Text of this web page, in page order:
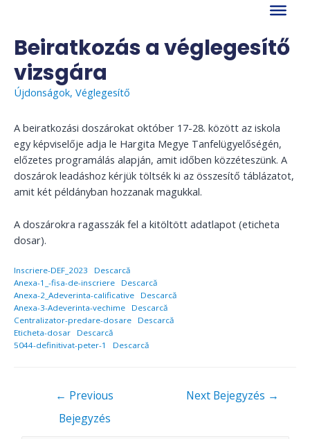
contentBeiratkozás a véglegesítő
vizsgára
Újdonságok, Véglegesítő
A beiratkozási doszárokat október 17-28. között az iskola
egy képviselője adja le Hargita Megye Tanfelügyelőségén,
előzetes programálás alapján, amit időben közzéteszünk. A
doszárok leadáshoz kérjük töltsék ki az összesítő táblázatot,
amit két példányban hozzanak magukkal.
A doszárokra ragasszák fel a kitöltött adatlapot (eticheta
dosar).
Inscriere-DEF_2023
Descarcă
Anexa-1_-fisa-de-inscriere
Descarcă
Anexa-2_Adeverinta-calificative
Descarcă
Anexa-3-Adeverinta-vechime
Descarcă
Centralizator-predare-dosare
Descarcă
Eticheta-dosar
Descarcă
5044-definitivat-peter-1
Descarcă
← Previous
Bejegyzés
Next Bejegyzés →